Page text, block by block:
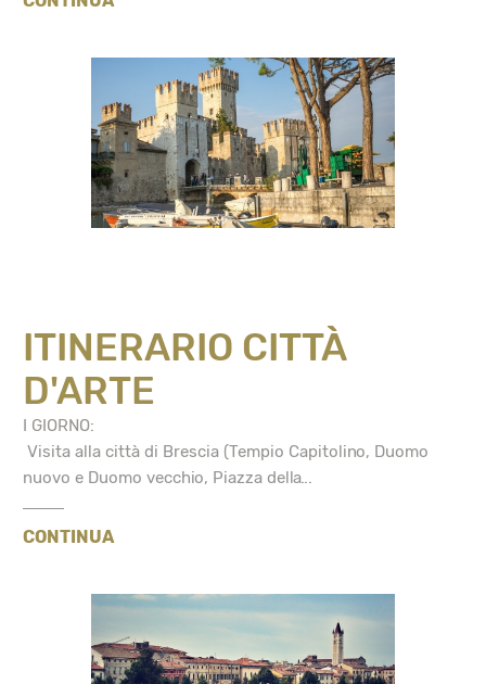
ITINERARIO CITTÀ
D'ARTE
I GIORNO:
Visita alla città di Brescia (Tempio Capitolino, Duomo
nuovo e Duomo vecchio, Piazza della...
CONTINUA